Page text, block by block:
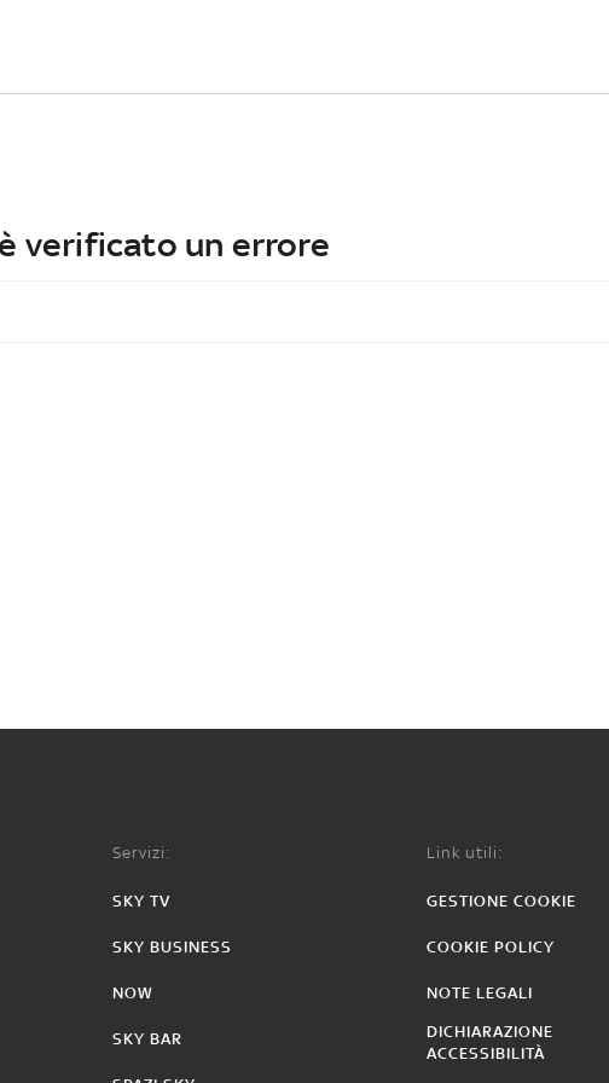
verificato un errore
Servizi:
SKY TV
SKY BUSINESS
NOW
SKY BAR
Link utili:
GESTIONE COOKIE
COOKIE POLICY
NOTE LEGALI
DICHIARAZIONE
ACCESSIBILITÀ